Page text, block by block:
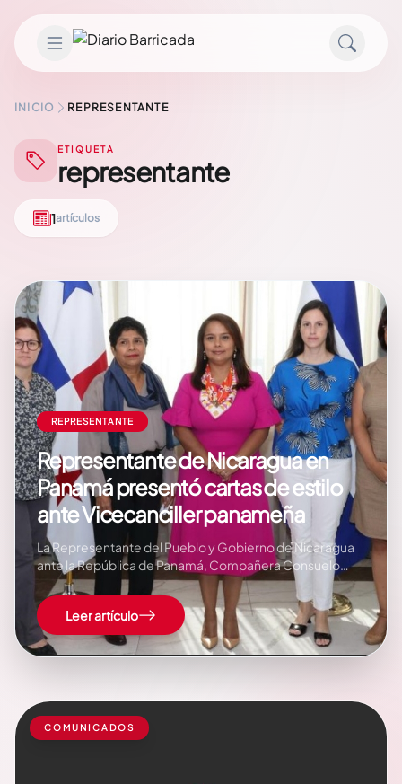
INICIO REPRESENTANTE
ETIQUETA
representante
1artículos
REPRESENTANTE
Representante de Nicaragua en
Panamá presentó cartas de estilo
ante Vicecanciller panameña
La Representante del Pueblo y Gobierno de Nicaragua
ante la República de Panamá, Compañera Consuelo
Sandoval, presentó hoy sus Cartas de Estilo ante la
Vicecanciller panameña, señora Isbeth L. Quiel Murcia.
La señora Quiel brindó una cordial bienvenida a nuestra
Embajadora, a quien le transmitió el interés de…
Leer artículo
COMUNICADOS